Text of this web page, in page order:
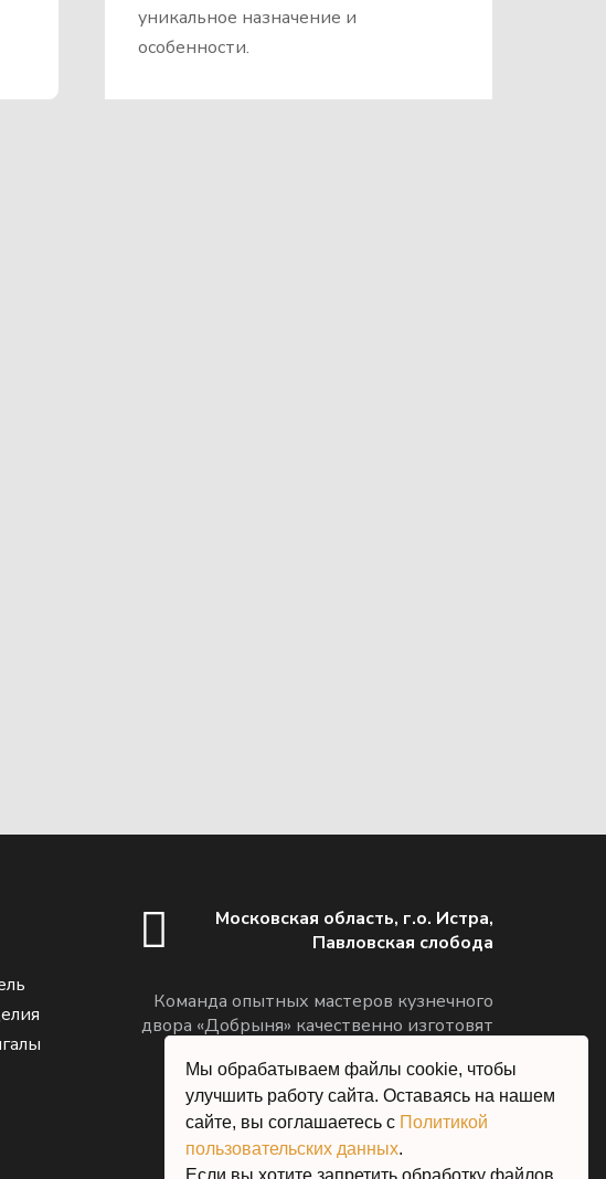
уникальное назначение и
особенности.
Московская область, г.о. Истра,
Павловская слобода
Команда опытных мастеров кузнечного
двора «Добрыня» качественно изготовят
сложности
Мы обрабатываем файлы cookie, чтобы
улучшить работу сайта. Оставаясь на нашем
сайте, вы соглашаетесь с Политикой
пользовательских данных.
Если вы хотите запретить обработку файлов